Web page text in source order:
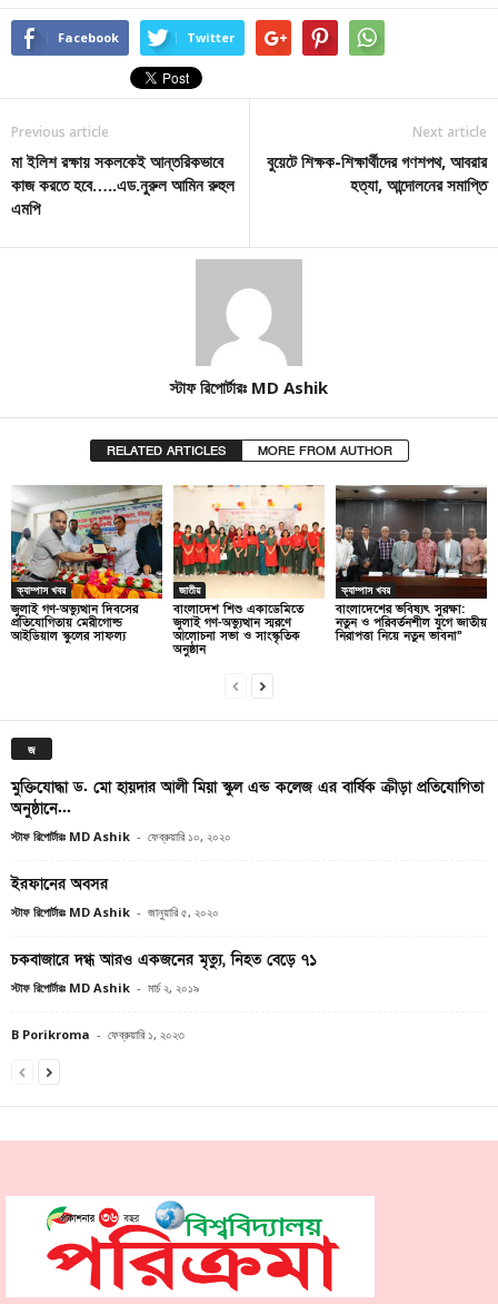
Facebook Twitter
Previous article
মা ইলিশ রক্ষায় সকলকেই আন্তরিকভাবে
কাজ করতে হবে…..এড.নুরুল আমিন রুহুল
এমপি
Next article
বুয়েটে শিক্ষক-শিক্ষার্থীদের গণশপথ, আবরার
হত্যা, আন্দোলনের সমাপ্তি
স্টাফ রিপোর্টারঃ MD Ashik
RELATED ARTICLES MORE FROM AUTHOR
ক্যাম্পাস খবর
জুলাই গণ-অভ্যুত্থান দিবসের
প্রতিযোগিতায় মেরীগোল্ড
আইডিয়াল স্কুলের সাফল্য
জাতীয়
বাংলাদেশ শিশু একাডেমিতে
জুলাই গণ-অভ্যুত্থান স্মরণে
আলোচনা সভা ও সাংস্কৃতিক
অনুষ্ঠান
ক্যাম্পাস খবর
বাংলাদেশের ভবিষ্যৎ সুরক্ষা:
নতুন ও পরিবর্তনশীল যুগে জাতীয়
নিরাপত্তা নিয়ে নতুন ভাবনা”
জ
মুক্তিযোদ্ধা ড. মো হায়দার আলী মিয়া স্কুল এন্ড কলেজ এর বার্ষিক ক্রীড়া প্রতিযোগিতা
অনুষ্ঠানে...
স্টাফ রিপোর্টারঃ MD Ashik - ফেব্রুয়ারি ১০, ২০২০
ইরফানের অবসর
স্টাফ রিপোর্টারঃ MD Ashik - জানুয়ারি ৫, ২০২০
চকবাজারে দগ্ধ আরও একজনের মৃত্যু, নিহত বেড়ে ৭১
স্টাফ রিপোর্টারঃ MD Ashik - মার্চ ২, ২০১৯
B Porikroma - ফেব্রুয়ারি ১, ২০২৩